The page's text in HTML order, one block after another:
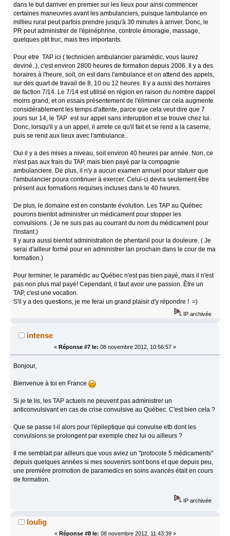
dans le but darriver en premier sur les lieux pour ainsi commencer
certaines maneuvres avant les ambulanciers, puisque lambulance en
millieu rural peut parfois prendre jusqu'à 30 minutes à arriver. Donc, le
PR peut administrer de l'épinéphrine, controle émoragie, massage,
quelques ptit truc, mais tres importants.
Pour etre TAP ici ( technicien ambulancier paramédic, vous laurez
deviné..), c'est environ 2800 heures de formation depuis 2006. Il y a des
horaires à l'heure, soit, on est dans l'ambulance et on attend des appels,
sur des quart de travail de 8, 10 ou 12 heures. Il y a aussi des horraires
de faction 7/14. Le 7/14 est utilisé en région en raison du nombre dappel
moins grand, et on essais présentement de l'éliminer car cela augmente
considérablement les temps d'attente, parce que cela veut dire que 7
jours sur 14, le TAP est sur appel sans interuption et se trouve chez lui.
Donc, lorsqu'il y a un appel, il arrete ce qu'il fait et se rend a la caserne,
puis se rend aux lieux avec l'ambulance..
Oui il y a des mises a niveau, soit environ 40 heures par année. Non, ce
n'est pas aux frais du TAP, mais bien payé par la compagnie
ambulanciere. De plus, il n'y a aucun examen annuel pour statuer que
l'ambulancier poura continuer à exercer. Celui-ci devra seulement être
présent aux formations requises incluses dans le 40 heures.
De plus, le domaine est en constante évolution. Les TAP au Québec
pourons bientot administrer un médicament pour stopper les
convulsions. ( Je ne suis pas au courrant du nom du médicament pour
l'instant.)
Il y aura aussi bientot administration de phentanil pour la douleure. ( Je
serai d'ailleur formé pour en administrer lan prochain dans le cour de ma
formation.)
Pour terminer, le paramédic au Québec n'est pas bien payé, mais il n'est
pas non plus mal payé! Cependant, il faut avoir une passion. Être un
TAP, c'est une vocation.
S'il y a des questions, je me ferai un grand plaisir d'y répondre ! =)
IP archivée
intense
« Réponse #7 le: 08 novembre 2012, 10:56:57 »
Bonjour,
Bienvenue à toi en France
Si je te lis, les TAP actuels ne peuvent pas administrer un
anticonvulsivant en cas de crise convulsive au Québec. C'est bien cela ?
Que se passe t-il alors pour l'épileptique qui convulse etb dont les
convulsions se prolongent par exemple chez lui ou ailleurs ?
Il me semblait par ailleurs que vous aviez un "protocole 5 médicaments"
depuis quelques années si mes souvenirs sont bons et que depuis peu,
une première promotion de paramedics en soins avancés était en cours
de formation.
IP archivée
loulig
« Réponse #8 le: 08 novembre 2012, 11:43:39 »